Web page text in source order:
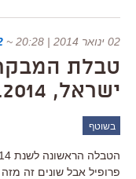
02 ינואר 2014 | 20:28 ~
טבלת
ישראל, 2.1.2014
בשוטף
פרופיל אבל שונים זה